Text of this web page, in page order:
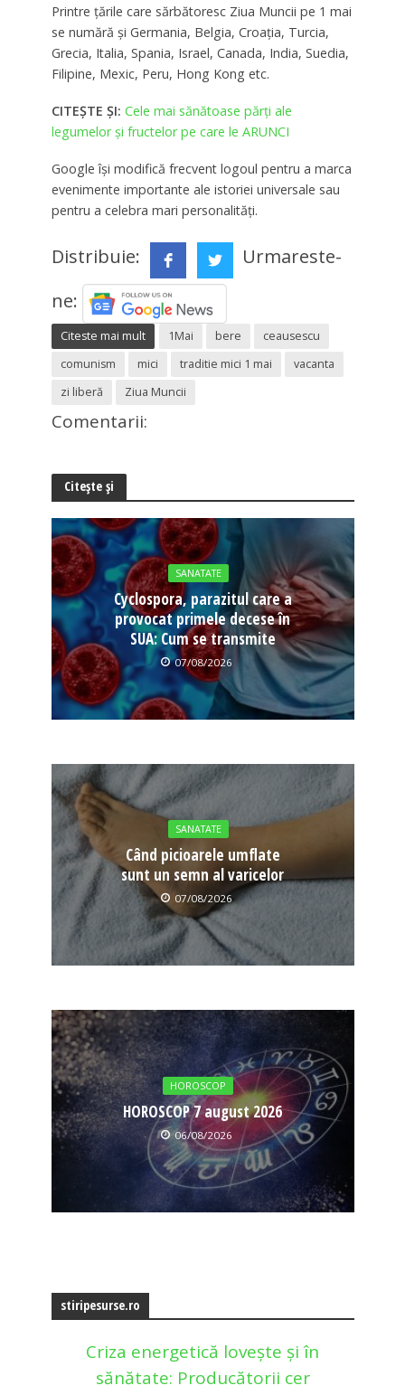
Printre ţările care sărbătoresc Ziua Muncii pe 1 mai
se numără şi Germania, Belgia, Croaţia, Turcia,
Grecia, Italia, Spania, Israel, Canada, India, Suedia,
Filipine, Mexic, Peru, Hong Kong etc.
CITEȘTE ȘI: Cele mai sănătoase părți ale
legumelor și fructelor pe care le ARUNCI
Google îşi modifică frecvent logoul pentru a marca
evenimente importante ale istoriei universale sau
pentru a celebra mari personalităţi.
Distribuie:
Urmareste-
ne:
Citeste mai mult 1Mai bere
ceausescu
comunism
mici traditie mici 1 mai
vacanta
zi liberă
Ziua Muncii
Comentarii:
Citește și
SANATATE
Cyclospora, parazitul care a
provocat primele decese în
SUA: Cum se transmite
07/08/2026
SANATATE
Când picioarele umflate
sunt un semn al varicelor
07/08/2026
HOROSCOP
HOROSCOP 7 august 2026
06/08/2026
stiripesurse.ro
Criza energetică lovește și în
sănătate: Producătorii cer